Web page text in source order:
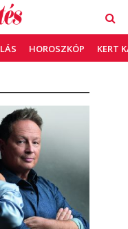
HOROSZKÓP KERT